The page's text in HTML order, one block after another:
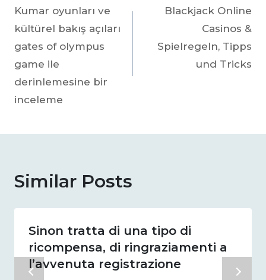
Kumar oyunları ve
kültürel bakış açıları
gates of olympus
game ile
derinlemesine bir
inceleme
Blackjack Online
Casinos &
Spielregeln, Tipps
und Tricks
Similar Posts
Sinon tratta di una tipo di
ricompensa, di ringraziamenti a
l’avvenuta registrazione